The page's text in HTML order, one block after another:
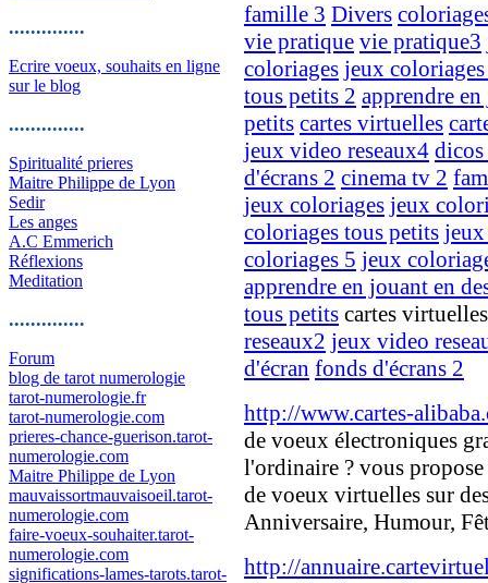
..............
Ecrire voeux, souhaits en ligne
sur le blog
..............
Spiritualité prieres
Maitre Philippe de Lyon
Sedir
Les anges
A.C Emmerich
Réflexions
Meditation
..............
Forum
blog de tarot numerologie
tarot-numerologie.fr
tarot-numerologie.com
prieres-chance-guerison.tarot-
numerologie.com
Maitre Philippe de Lyon
mauvaissortmauvaisoeil.tarot-
numerologie.com
faire-voeux-souhaiter.tarot-
numerologie.com
significations-lames-tarots.tarot-
famille 3 Divers
vie pratique vie pratique3
coloriages jeux
tous petits 2 apprendre
petits cartes virtuelles
jeux video reseaux4
d'écrans 2 cinema tv 2
jeux coloriages jeux
coloriages tous petits
coloriages 5 jeux
apprendre en jouant en
tous petits cartes
reseaux2 jeux video
d'écran fonds d'écrans 2
http://www.cartes-
de voeux électroniques
l'ordinaire ? vous propose
de voeux virtuelles sur
Anniversaire, Humour,
http://